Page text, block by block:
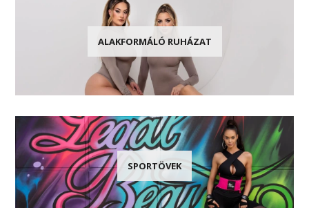
ALAKFORMÁLÓ RUHÁZAT
SPORTÖVEK